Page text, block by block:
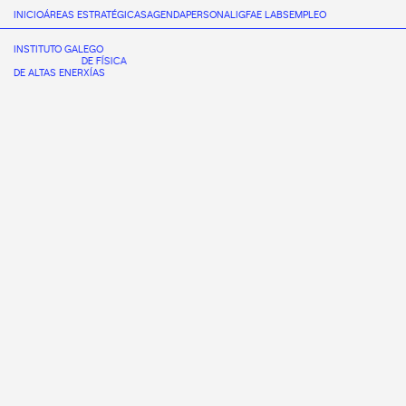
INICIOÁREAS ESTRATÉGICASAGENDAPERSONALIGFAE LABSEMPLEO
INSTITUTO GALEGO
DE ALTAS ENERXÍAS